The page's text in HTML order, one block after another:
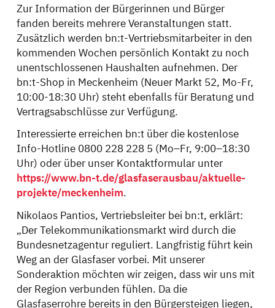
Zur Information der Bürgerinnen und Bürger
fanden bereits mehrere Veranstaltungen statt.
Zusätzlich werden bn:t-Vertriebsmitarbeiter in den
kommenden Wochen persönlich Kontakt zu noch
unentschlossenen Haushalten aufnehmen. Der
bn:t-Shop in Meckenheim (Neuer Markt 52, Mo-Fr,
10:00-18:30 Uhr) steht ebenfalls für Beratung und
Vertragsabschlüsse zur Verfügung.
Interessierte erreichen bn:t über die kostenlose
Info-Hotline 0800 228 228 5 (Mo–Fr, 9:00–18:30
Uhr) oder über unser Kontaktformular unter
https://www.bn-t.de/glasfaserausbau/aktuelle-
projekte/meckenheim.
Nikolaos Pantios, Vertriebsleiter bei bn:t, erklärt:
„Der Telekommunikationsmarkt wird durch die
Bundesnetzagentur reguliert. Langfristig führt kein
Weg an der Glasfaser vorbei. Mit unserer
Sonderaktion möchten wir zeigen, dass wir uns mit
der Region verbunden fühlen. Da die
Glasfaserrohre bereits in den Bürgersteigen liegen,